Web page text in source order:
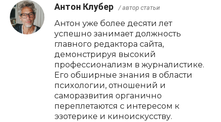
Антон Клубер / автор статьи
Антон уже более десяти лет
успешно занимает должность
главного редактора сайта,
демонстрируя высокий
профессионализм в журналистике.
Его обширные знания в области
психологии, отношений и
саморазвития органично
переплетаются с интересом к
эзотерике и киноискусству.